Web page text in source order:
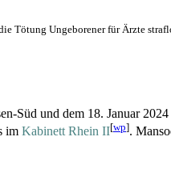
Tötung Ungeborener für Ärzte
Süd und dem 18. Januar 2024
im Kabinett Rhein II[wp].